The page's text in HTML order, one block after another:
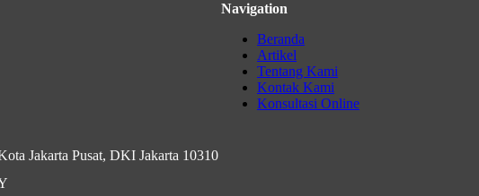
Navigation
Beranda
Artikel
Tentang Kami
Kontak Kami
Konsultasi Online
Jakarta Pusat, DKI Jakarta 10310